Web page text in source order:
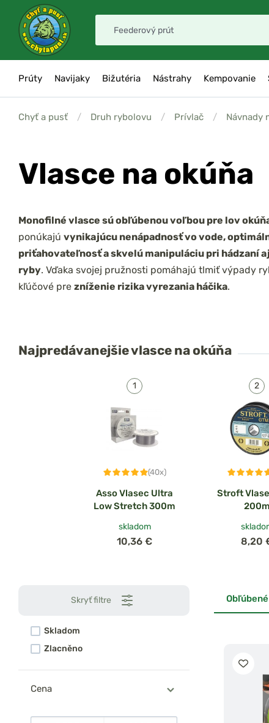
Prúty Navijaky Bižutéria Nástrahy Kempovanie
Chyť a pusť / Druh rybolovu / Prívlač / Návnady
Vlasce na okúňa
Monofilné vlasce sú obľúbenou voľbou pre lov
ponúkajú vynikajúcu nenápadnosť vo vode,
priťahovateľnosť a skvelú manipuláciu pri hádzaní
ryby. Vďaka svojej pružnosti pomáhajú tlmiť výpady
kľúčové pre zníženie rizika vyrezania háčika.
Najpredávanejšievlasce na okúňa
(40x)
Asso Vlasec Ultra
Low Stretch 300m
skladom
10,36 €
Stroft
200m
8,20
Skryť filtre
Skladom
Zlacněno
Cena
Obľúbené